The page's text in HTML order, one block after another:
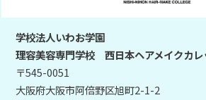
学校法人いわお学園
理容美容専門学校 西日本ヘアメイクカレ
〒545-0051
大阪府大阪市阿倍野区旭町2-1-2